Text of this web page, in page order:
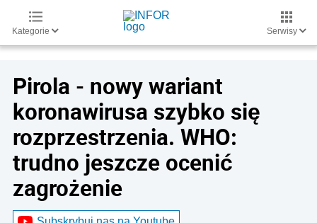
Kategorie Serwisy
Pirola - nowy wariant
koronawirusa szybko się
rozprzestrzenia. WHO:
trudno jeszcze ocenić
zagrożenie